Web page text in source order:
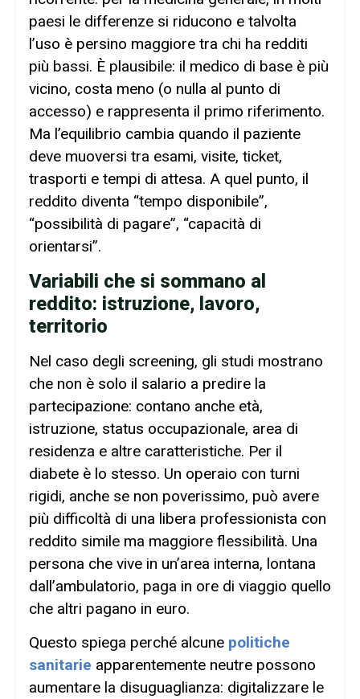
paesi le differenze si riducono e talvolta
l’uso è persino maggiore tra chi ha redditi
più bassi. È plausibile: il medico di base è più
vicino, costa meno (o nulla al punto di
accesso) e rappresenta il primo riferimento.
Ma l’equilibrio cambia quando il paziente
deve muoversi tra esami, visite, ticket,
trasporti e tempi di attesa. A quel punto, il
reddito diventa “tempo disponibile”,
“possibilità di pagare”, “capacità di
orientarsi”.
Variabili che si sommano al
reddito: istruzione, lavoro,
territorio
Nel caso degli screening, gli studi mostrano
che non è solo il salario a predire la
partecipazione: contano anche età,
istruzione, status occupazionale, area di
residenza e altre caratteristiche. Per il
diabete è lo stesso. Un operaio con turni
rigidi, anche se non poverissimo, può avere
più difficoltà di una libera professionista con
reddito simile ma maggiore flessibilità. Una
persona che vive in un’area interna, lontana
dall’ambulatorio, paga in ore di viaggio quello
che altri pagano in euro.
Questo spiega perché alcune politiche
sanitarie apparentemente neutre possono
aumentare la disuguaglianza: digitalizzare le